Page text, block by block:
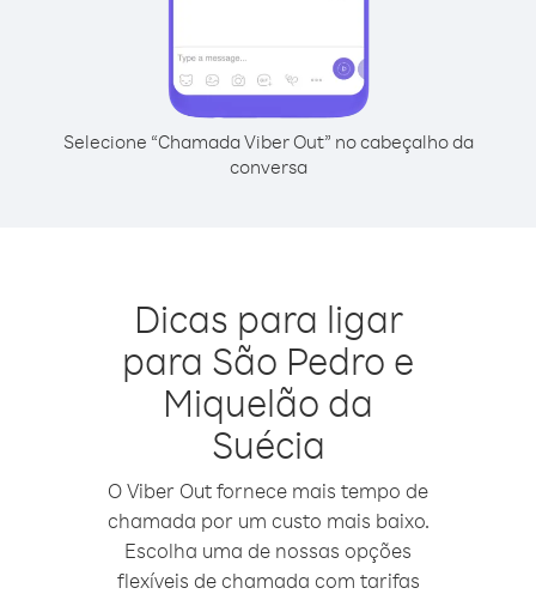
Selecione “Chamada Viber Out” no cabeçalho da
conversa
Dicas para ligar
para São Pedro e
Miquelão da
Suécia
O Viber Out fornece mais tempo de
chamada por um custo mais baixo.
Escolha uma de nossas opções
flexíveis de chamada com tarifas